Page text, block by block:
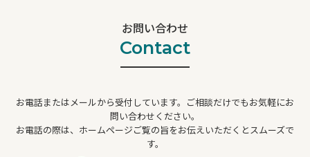
お問い合わせ
Contact
お電話またはメールから受付しています。ご相談だけでもお気軽にお
問い合わせください。
お電話の際は、ホームページご覧の旨をお伝えいただくとスムーズで
す。